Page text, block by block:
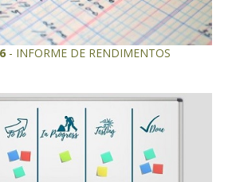
- INFORME DE RENDIMENTOS